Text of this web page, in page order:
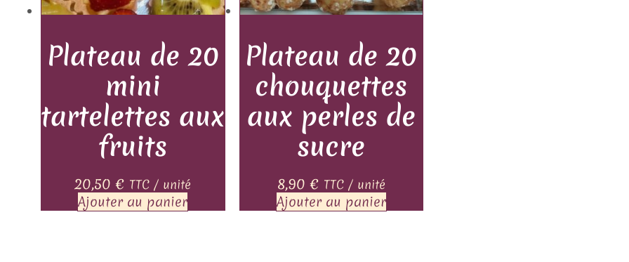
Plateau de 20
mini
tartelettes aux
fruits
20,50€ TTC / unité
Ajouter au panier
Plateau de 20
chouquettes
aux perles de
sucre
8,90€ TTC / unité
Ajouter au panier